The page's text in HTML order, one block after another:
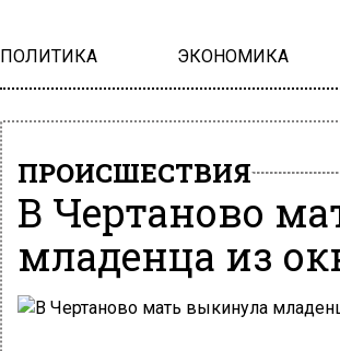
ПОЛИТИКА ЭКОНОМИКА
ПРОИСШЕСТВИЯ
В Чертаново
младенца из